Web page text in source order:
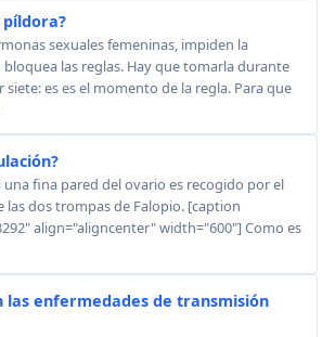
píldora?
sexuales femeninas, impiden la
las reglas. Hay que tomarla durante
siete: es es el momento de la regla. Para que
fina pared del ovario es recogido por el
las dos trompas de Falopio. [caption
align="aligncenter" width="600"] Como es
las enfermedades de transmisión